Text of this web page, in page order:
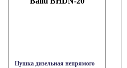
Пушка дизельная непрямого